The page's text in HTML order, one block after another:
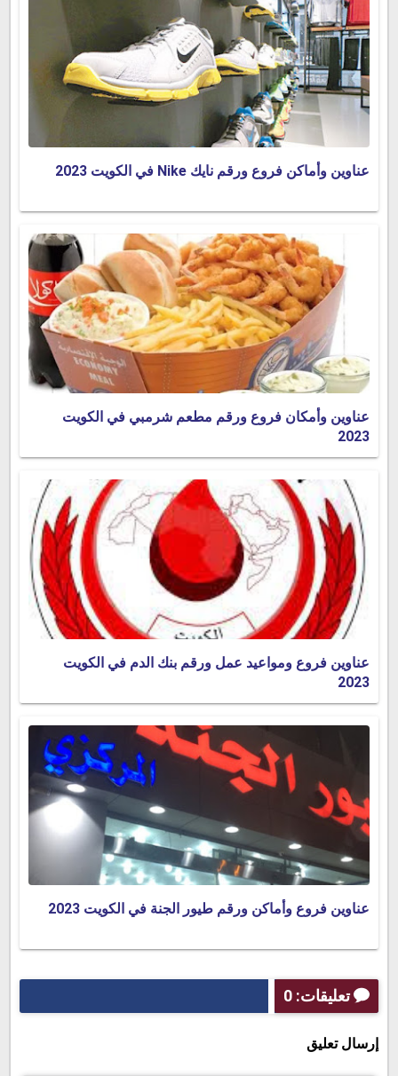
عناوين وأماكن فروع ورقم نايك Nike في الكويت 2023
عناوين وأمكان فروع ورقم مطعم شرمبي في الكويت
2023
عناوين فروع ومواعيد عمل ورقم بنك الدم في الكويت
2023
عناوين فروع وأماكن ورقم طيور الجنة في الكويت 2023
تعليقات: 0
إرسال تعليق